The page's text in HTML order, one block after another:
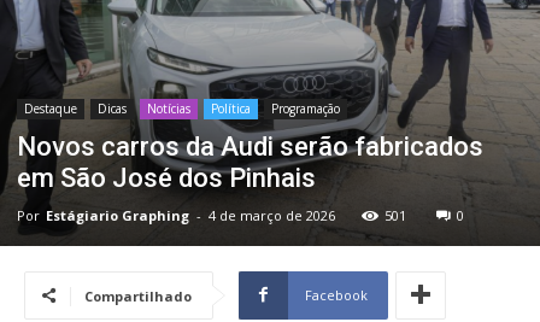
Destaque Dicas Notícias Política Programação
Novos carros da Audi serão fabricados
em São José dos Pinhais
Por Estágiario Graphing - 4 de março de 2026 501 0
Compartilhado Facebook